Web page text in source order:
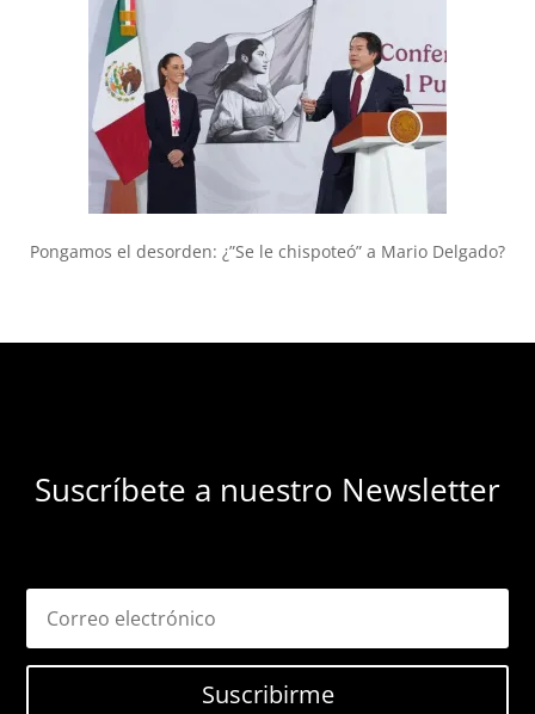
Pongamos el desorden: ¿”Se le chispoteó” a Mario Delgado?
Suscríbete a nuestro Newsletter
Suscribirme